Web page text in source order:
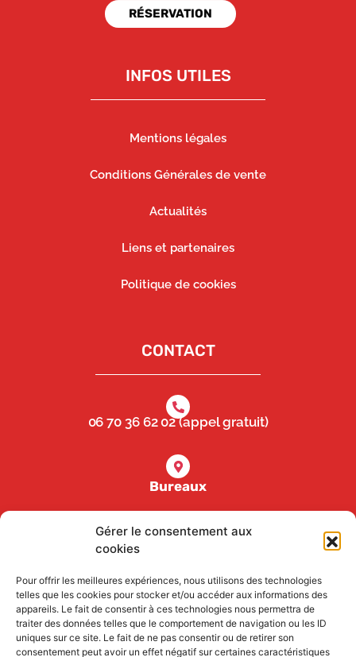
Gérer le consentement aux
cookies
Pour offrir les meilleures expériences, nous utilisons des technologies
telles que les cookies pour stocker et/ou accéder aux informations des
appareils. Le fait de consentir à ces technologies nous permettra de
traiter des données telles que le comportement de navigation ou les ID
uniques sur ce site. Le fait de ne pas consentir ou de retirer son
consentement peut avoir un effet négatif sur certaines caractéristiques
RÉSERVATION
INFOS UTILES
Mentions légales
Conditions Générales de vente
Actualités
Liens et partenaires
Politique de cookies
CONTACT
06 70 36 62 02 (appel gratuit)
Bureaux
2 Zones de saut
Aérodrome de la Tranche sur Mer, route de la
Roche sur Yon 85360 La Tranche sur Mer
Aérodrome des ajoncs, rue Henry Bessemer